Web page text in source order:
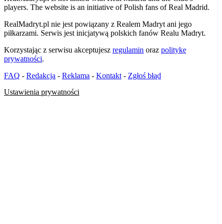
players. The website is an initiative of Polish fans of Real Madrid.
RealMadryt.pl nie jest powiązany z Realem Madryt ani jego
piłkarzami. Serwis jest inicjatywą polskich fanów Realu Madryt.
Korzystając z serwisu akceptujesz regulamin oraz politykę
prywatności.
FAQ - Redakcja - Reklama - Kontakt - Zgłoś błąd
Ustawienia prywatności